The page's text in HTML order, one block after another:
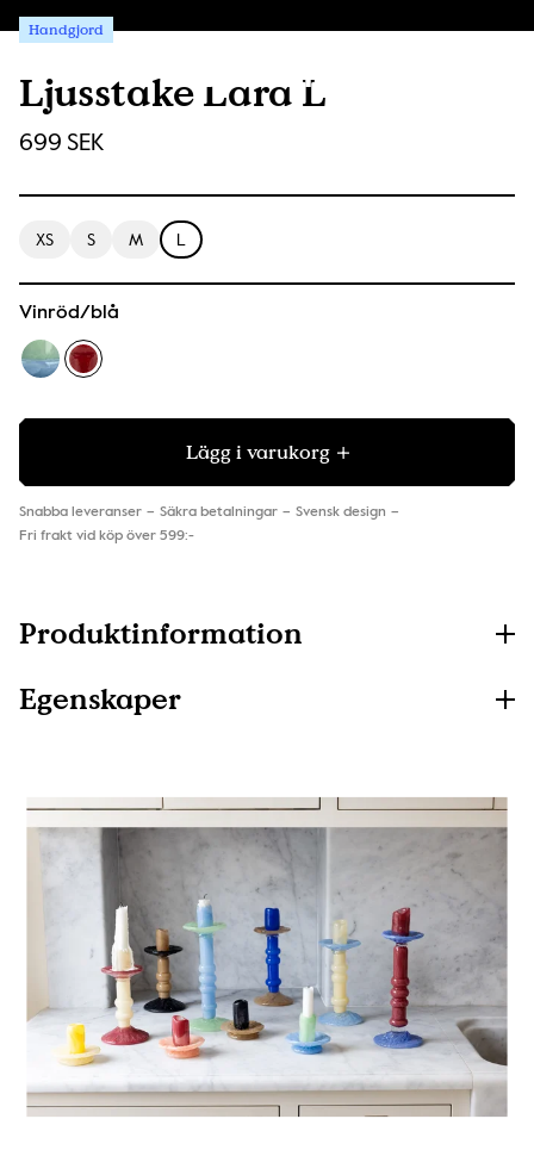
Ljusstake Lara L
Handgjord
699 SEK
XS S M L
Vinröd/blå
Lägg i varukorg
Snabba leveranser Säkra betalningar
Svensk design
Fri frakt vid köp över 599:-
Produktinformation
Egenskaper